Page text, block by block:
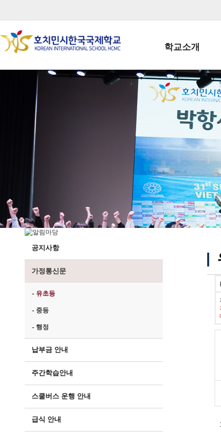
학교소개
학교장인사말
학생회장인사말
학교상징
학교 CI
교직원현황
학생현황
위치/전화
전경사진
공지사항
가정통신문
- 유초등
- 중등
- 행정
납부금 안내
주간학습안내
스쿨버스 운행 안내
급식 안내